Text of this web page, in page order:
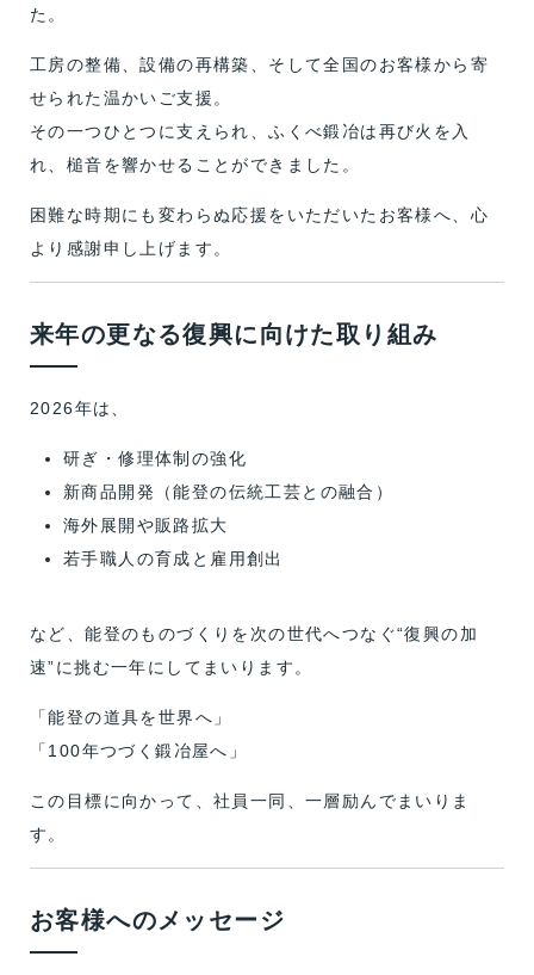
た。
工房の整備、設備の再構築、そして全国のお客様から寄
せられた温かいご支援。
その一つひとつに支えられ、ふくべ鍛冶は再び火を入
れ、槌音を響かせることができました。
困難な時期にも変わらぬ応援をいただいたお客様へ、心
より感謝申し上げます。
来年の更なる復興に向けた取り組み
2026年は、
研ぎ・修理体制の強化
新商品開発（能登の伝統工芸との融合）
海外展開や販路拡大
若手職人の育成と雇用創出
など、能登のものづくりを次の世代へつなぐ“復興の加
速”に挑む一年にしてまいります。
「能登の道具を世界へ」
「100年つづく鍛冶屋へ」
この目標に向かって、社員一同、一層励んでまいりま
す。
お客様へのメッセージ